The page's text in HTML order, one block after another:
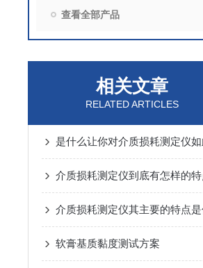
查看全部产品
相关文章
RELATED ARTICLES
软膏基质黏度测试方案